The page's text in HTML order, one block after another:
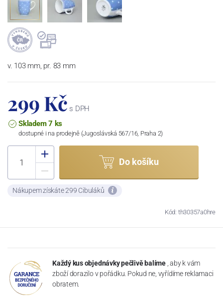
v. 103 mm, pr. 83 mm
299 Kč s DPH
Skladem 7 ks
dostupné i na prodejně (Jugoslávská 567/16, Praha 2)
Do košíku
Nákupem získáte 299 Cibuláků
Kód: th30357a0hre
Každý kus objednávky pečlivě balíme , aby k vám
zboží dorazilo v pořádku. Pokud ne, vyřídíme reklamaci
obratem.